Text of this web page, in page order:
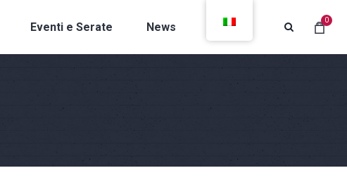
0
Eventi e Serate News Contatti